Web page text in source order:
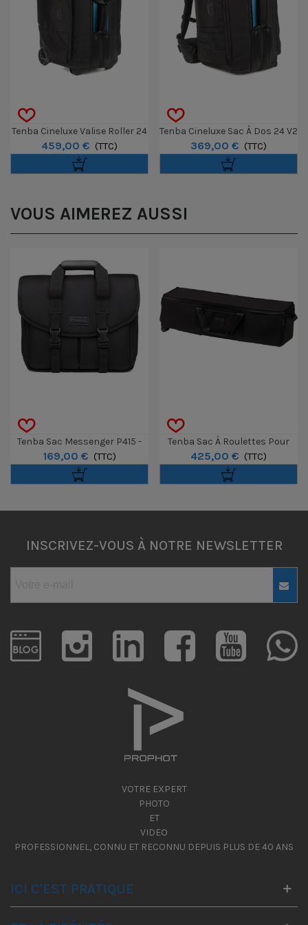
Tenba Cineluxe Valise Roller 24
V2 - Noir
459,00 € (TTC)
Tenba Cineluxe Sac À Dos 24 V2
- Noir
369,00 € (TTC)
VOUS AIMEREZ AUSSI
Tenba Sac Messenger P415 -
Classic Noir
169,00 € (TTC)
Tenba Sac À Roulettes Pour
Matériel D'éclairage
425,00 € (TTC)
INSCRIVEZ-VOUS À NOTRE NEWSLETTER
VOTRE EXPERT
PHOTO
ET
VIDEO
PROFESSIONNEL, CONNU ET RECONNU DEPUIS PLUS DE 40 ANS
ICI C'EST PRATIQUE